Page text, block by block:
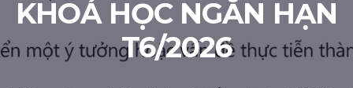
KHOÁ HỌC NGẮN HẠN
T6/2026